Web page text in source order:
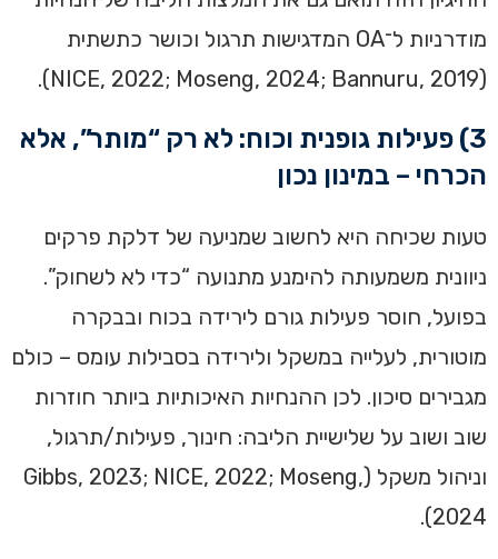
מודרניות ל־OA המדגישות תרגול וכושר כתשתית
(NICE, 2022; Moseng, 2024; Bannuru, 2019).
3) פעילות גופנית וכוח: לא רק “מותר”, אלא
הכרחי – במינון נכון
טעות שכיחה היא לחשוב שמניעה של דלקת פרקים
ניוונית משמעותה להימנע מתנועה “כדי לא לשחוק”.
בפועל, חוסר פעילות גורם לירידה בכוח ובבקרה
מוטורית, לעלייה במשקל ולירידה בסבילות עומס – כולם
מגבירים סיכון. לכן ההנחיות האיכותיות ביותר חוזרות
שוב ושוב על שלישיית הליבה: חינוך, פעילות/תרגול,
וניהול משקל (Gibbs, 2023; NICE, 2022; Moseng,
2024).